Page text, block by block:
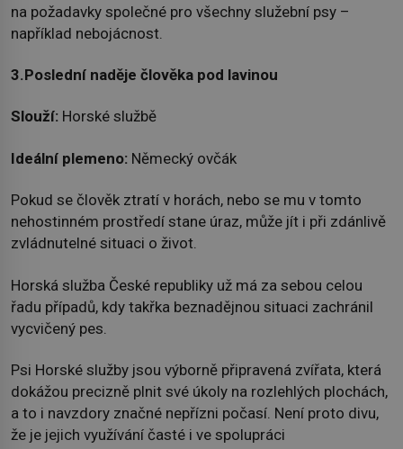
na požadavky společné pro všechny služební psy –
například nebojácnost.
3.Poslední naděje člověka pod lavinou
Slouží: Horské službě
Ideální plemeno: Německý ovčák
Pokud se člověk ztratí v horách, nebo se mu v tomto
nehostinném prostředí stane úraz, může jít i při zdánlivě
zvládnutelné situaci o život.
Horská služba České republiky už má za sebou celou
řadu případů, kdy takřka beznadějnou situaci zachránil
vycvičený pes.
Psi Horské služby jsou výborně připravená zvířata, která
dokážou precizně plnit své úkoly na rozlehlých plochách,
a to i navzdory značné nepřízni počasí. Není proto divu,
že je jejich využívání časté i ve spolupráci